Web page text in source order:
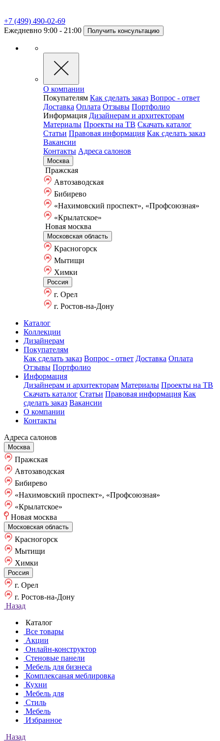
+7 (499) 490-02-69
Ежедневно 9:00 - 21:00
Получить консультацию
О компании
Покупателям Как сделать заказ Вопрос - ответ
Доставка Оплата Отзывы Портфолио
Информация Дизайнерам и архитекторам
Материалы Проекты на ТВ Скачать каталог
Статьи Правовая информация Как сделать заказ
Вакансии
Контакты Адреса салонов
Москва
Пражская
Автозаводская
Бибирево
«Нахимовский проспект», «Профсоюзная»
«Крылатское»
Новая москва
Московская область
Красногорск
Мытищи
Химки
Россия
г. Орел
г. Ростов-на-Дону
Каталог
Коллекции
Дизайнерам
Покупателям
Как сделать заказ Вопрос - ответ Доставка Оплата
Отзывы Портфолио
Информация
Дизайнерам и архитекторам Материалы Проекты на ТВ
Скачать каталог Статьи Правовая информация Как
сделать заказ Вакансии
О компании
Контакты
Адреса салонов
Москва
Пражская
Автозаводская
Бибирево
«Нахимовский проспект», «Профсоюзная»
«Крылатское»
Новая москва
Московская область
Красногорск
Мытищи
Химки
Россия
г. Орел
г. Ростов-на-Дону
Назад
Каталог
Все товары
Акции
Онлайн-конструктор
Стеновые панели
Мебель для бизнеса
Комплексаная меблировка
Кухни
Мебель для
Стиль
Мебель
Избранное
Назад